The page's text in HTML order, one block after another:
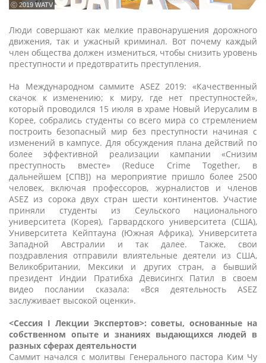
ⓒ 2019 WATV
Люди совершают как мелкие правонарушения дорожного
движения, так и ужасный криминал. Вот почему каждый
член общества должен измениться, чтобы снизить уровень
преступности и предотвратить преступления.
На Международном саммите ASEZ 2019: «Качественный
скачок к изменению; к миру, где нет преступностей»,
который проводился 15 июля в храме Новый Иерусалим в
Корее, собрались студенты со всего мира со стремлением
построить безопасный мир без преступности начиная с
изменений в кампусе. Для обсуждения плана действий по
более эффективной реализации кампании «Снизим
преступность вместе» (Reduce Crime Together, в
дальнейшем [СПВ]) на мероприятие пришло более 2500
человек, включая профессоров, журналистов и членов
ASEZ из сорока двух стран шести континентов. Участие
приняли студенты из Сеульского национального
университета (Корея), Гарвардского университета (США),
Университета Кейптауна (Южная Африка), Университета
Западной Австралии и так далее. Также, свои
поздравления отправили влиятельные деятели из США,
Великобритании, Мексики и других стран, а бывший
президент Индии Пратибха Девисингх Патил в своем
видео послании сказала: «Вся деятельность ASEZ
заслуживает высокой оценки».
<Сессия I Лекции Экспертов>: советы, основанные на
собственном опыте и знаниях выдающихся людей в
разных сферах деятельности
Саммит начался с молитвы Генерального пастора Ким Чу